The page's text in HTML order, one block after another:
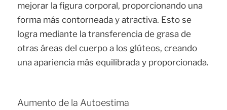
mejorar la figura corporal, proporcionando una
forma más contorneada y atractiva. Esto se
logra mediante la transferencia de grasa de
otras áreas del cuerpo a los glúteos, creando
una apariencia más equilibrada y proporcionada.
Aumento de la Autoestima